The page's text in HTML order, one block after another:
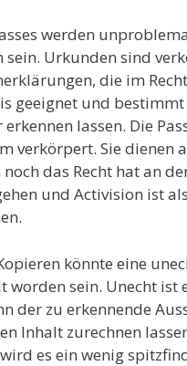
werden
sein. Urkunden sind
die im
geeignet und
lassen. Die
verkörpert. Sie dienen
das Recht hat an
und Activision ist
könnte eine
worden sein. Unecht ist
der zu erkennende
Inhalt zurechnen
es ein wenig